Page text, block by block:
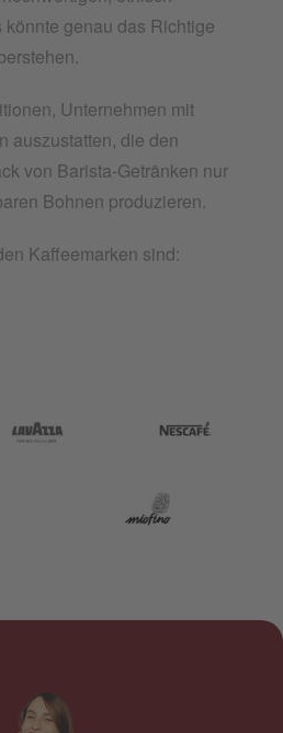
genau das Richtige
Unternehmen mit
auszustatten, die den
von Barista-Getränken nur
Bohnen produzieren.
Kaffeemarken sind: